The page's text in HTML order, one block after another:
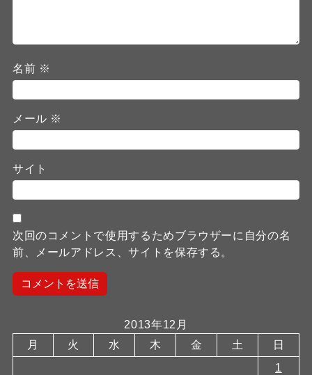
名前 ※
メール ※
サイト
次回のコメントで使用するためブラウザーに自分の名
前、メールアドレス、サイトを保存する。
2013年12月
月
火 水 木 金 土
日
1